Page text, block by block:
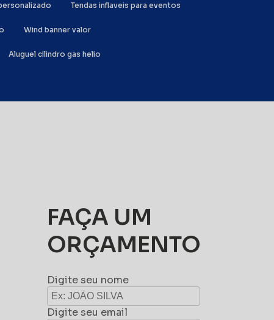
Aluguel cilindro gas helio
Tendas inflaveis para eventos
Wind banner valor
FAÇA UM
ORÇAMENTO
Digite seu nome
Digite seu email